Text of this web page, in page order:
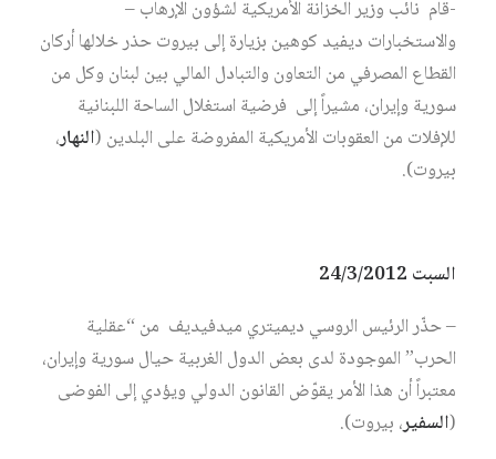
-قام نائب وزير الخزانة الأمريكية لشؤون الإرهاب –
والاستخبارات ديفيد كوهين بزيارة إلى بيروت حذر خلالها أركان
القطاع المصرفي من التعاون والتبادل المالي بين لبنان وكل من
سورية وإيران، مشيراً إلى فرضية استغلال الساحة اللبنانية
للإفلات من العقوبات الأمريكية المفروضة على البلدين (النهار،
بيروت).
السبت 24/3/2012
– حذّر الرئيس الروسي ديميتري ميدفيديف من “عقلية
الحرب” الموجودة لدى بعض الدول الغربية حيال سورية وإيران،
معتبراً أن هذا الأمر يقوّض القانون الدولي ويؤدي إلى الفوضى
(السفير، بيروت).